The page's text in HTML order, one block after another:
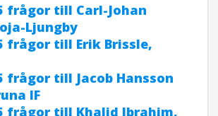
frågor till Carl-Johan
Ljungby
frågor till Erik Brissle,
frågor till Jacob Hansson
IF
frågor till Khalid Ibrahim,